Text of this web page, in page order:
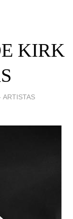
KIRK
ARTISTAS